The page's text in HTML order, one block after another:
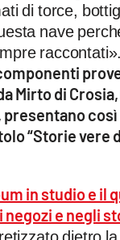
di torce,
nave
raccontati».
Mirto di
“Storie vere
in studio e il
e negli